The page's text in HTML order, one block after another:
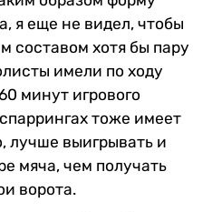
я еще не видел, чтобы
составом хотя бы пару
имели по ходу
минут игрового
тоже имеет
лучше выигрывать и
мяча, чем получать
ворота.